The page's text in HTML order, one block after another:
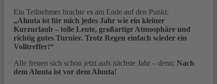
Ein Teilnehmer brachte es am Ende auf den Punkt:
„Aluuta ist für mich jedes Jahr wie ein kleiner
Kurzurlaub – tolle Leute, großartige Atmosphäre und
richtig gutes Turnier. Trotz Regen einfach wieder ein
Volltreffer!“
Alle freuen sich schon jetzt aufs nächste Jahr – denn: Nach
dem Aluuta ist vor dem Aluuta!